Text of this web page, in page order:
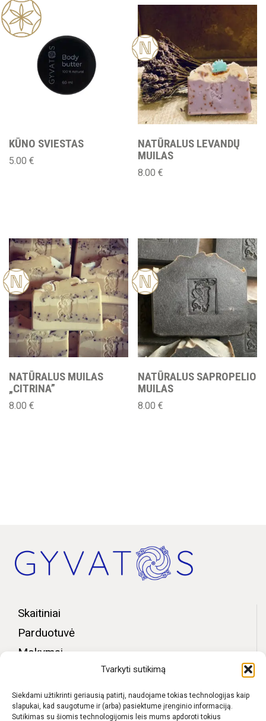
Tvarkyti sutikimą
Siekdami užtikrinti geriausią patirtį, naudojame tokias technologijas kaip
slapukai, kad saugotume ir (arba) pasiektume įrenginio informaciją.
Sutikimas su šiomis technologijomis leis mums apdoroti tokius
KŪNO SVIESTAS
5.00 €
Nauj
a
NATŪRALUS LEVANDŲ
MUILAS
8.00€
Nauj
a
NATŪRALUS MUILAS
„CITRINA”
8.00 €
Nauj
a
NATŪRALUS SAPROPELIO
MUILAS
8.00€
Skaitiniai
Parduotuvė
Mokymai
Bendruomenės zona
Apie mus
Kontaktai